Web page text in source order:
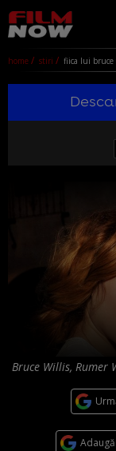
home stiri fiica lui bruce willis
Bruce Willis, Rumer
Adaugă